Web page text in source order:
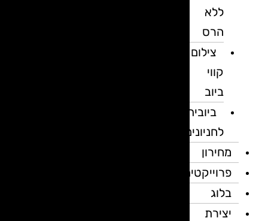
ללא
הרס
צילום
קווי
ביוב
ביובית
לחניונים
מחירון
פרוייקטים
בלוג
יצירת